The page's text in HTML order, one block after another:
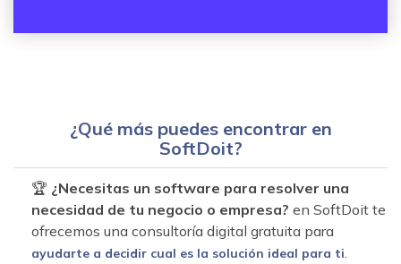
¿Qué más puedes encontrar en
SoftDoit?
🏆 ¿Necesitas un software para resolver una
necesidad de tu negocio o empresa? en SoftDoit te
ofrecemos una consultoría digital gratuita para
ayudarte a decidir cual es la solución ideal para ti.